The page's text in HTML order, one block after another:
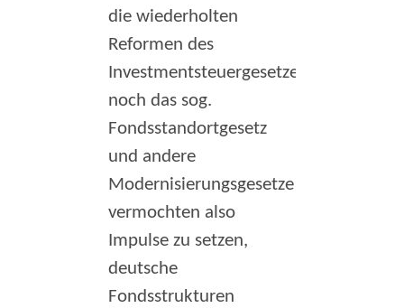
die wiederholten
Reformen des
Investmentsteuergesetzes
noch das sog.
Fondsstandortgesetz
und andere
Modernisierungsgesetze
vermochten also
Impulse zu setzen,
deutsche
Fondsstrukturen